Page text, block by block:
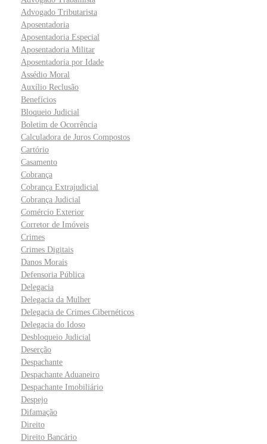
Advogado Tributarista
Aposentadoria
Aposentadoria Especial
Aposentadoria Militar
Aposentadoria por Idade
Assédio Moral
Auxílio Reclusão
Benefícios
Bloqueio Judicial
Boletim de Ocorrência
Calculadora de Juros Compostos
Cartório
Casamento
Cobrança
Cobrança Extrajudicial
Cobrança Judicial
Comércio Exterior
Corretor de Imóveis
Crimes
Crimes Digitais
Danos Morais
Defensoria Pública
Delegacia
Delegacia da Mulher
Delegacia de Crimes Cibernéticos
Delegacia do Idoso
Desbloqueio Judicial
Deserção
Despachante
Despachante Aduaneiro
Despachante Imobiliário
Despejo
Difamação
Direito
Direito Bancário